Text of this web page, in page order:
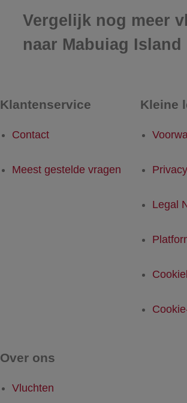
Vergelijk nog meer
naar Mabuiag Island
Klantenservice
Contact
Meest gestelde vragen
Kleine
Legal
Over ons
Vluchten